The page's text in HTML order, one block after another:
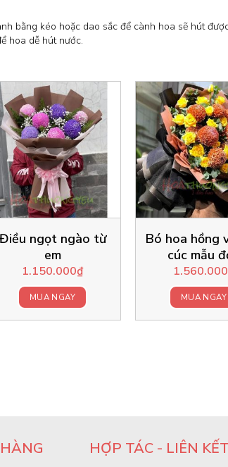
bằng kéo hoặc dao sắc để cành hoa sẽ hút
hoa dễ hút nước.
ngọt ngào từ
em
1.150.000₫
MUA NGAY
Bó hoa hồng
cúc mẫu
1.560.000
MUA NGAY
HỢP TÁC - LIÊN KẾT